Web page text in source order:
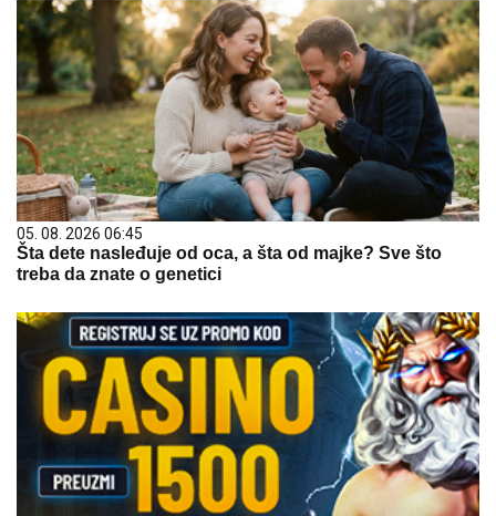
05. 08. 2026 06:45
Šta dete nasleđuje od oca, a šta od majke? Sve što
treba da znate o genetici